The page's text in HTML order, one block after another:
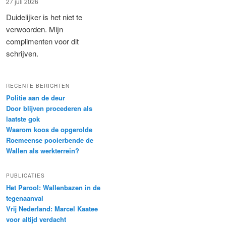
Duidelijker is het niet te
verwoorden. Mijn
complimenten voor dit
schrijven.
RECENTE BERICHTEN
Politie aan de deur
Door blijven procederen als
laatste gok
Waarom koos de opgerolde
Roemeense pooierbende de
Wallen als werkterrein?
PUBLICATIES
Het Parool: Wallenbazen in de
tegenaanval
Vrij Nederland: Marcel Kaatee
voor altijd verdacht